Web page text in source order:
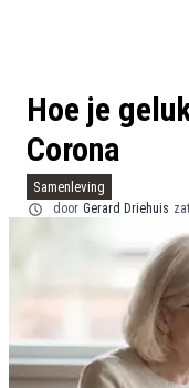
Hoe je
Corona
Samenleving
door Gerard Driehuis